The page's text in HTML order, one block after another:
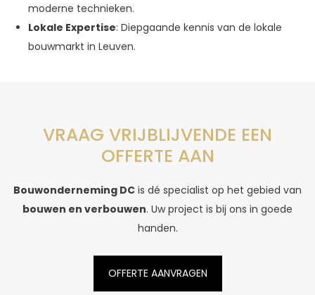
moderne technieken.
Lokale Expertise: Diepgaande kennis van de lokale
bouwmarkt in Leuven.
VRAAG VRIJBLIJVENDE EEN
OFFERTE AAN
Bouwonderneming DC is dé specialist op het gebied van
bouwen en verbouwen. Uw project is bij ons in goede
handen.
OFFERTE AANVRAGEN